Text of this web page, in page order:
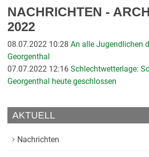
NACHRICHTEN -
2022
08.07.2022 10:28 An alle Jugendlichen
Georgenthal
07.07.2022 12:16 Schlechtwetterlage:
Georgenthal heute geschlossen
AKTUELL
Nachrichten